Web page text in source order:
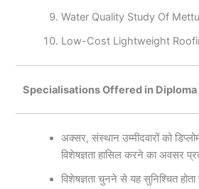
Water Quality Study Of
Low-Cost Lightweight
Specialisations Offered in
अक्सर, संस्थान उम्मीदवारों को
विशेषज्ञता हासिल करने का अवसर
विशेषज्ञता चुनने से यह सुनिश्चित